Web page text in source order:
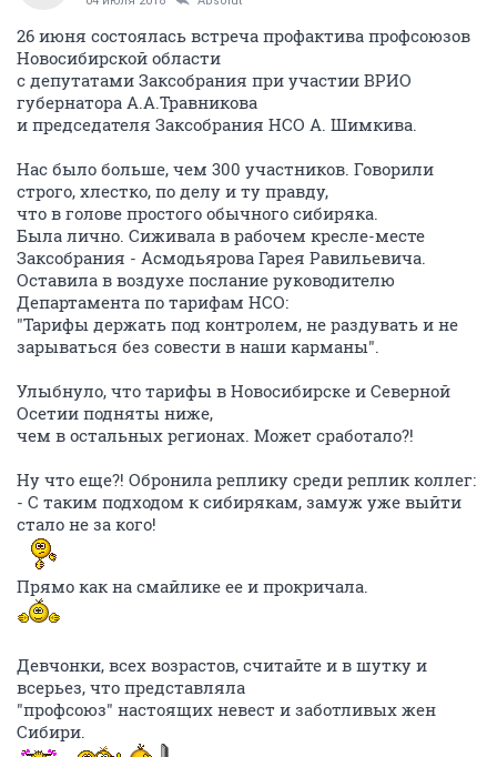
26 июня состоялась встреча профактива профсоюзов
Новосибирской области
с депутатами Заксобрания при участии ВРИО
губернатора А.А.Травникова
и председателя Заксобрания НСО А. Шимкива.
Нас было больше, чем 300 участников. Говорили
строго, хлестко, по делу и ту правду,
что в голове простого обычного сибиряка.
Была лично. Сиживала в рабочем кресле-месте
Заксобрания - Асмодьярова Гарея Равильевича.
Оставила в воздухе послание руководителю
Департамента по тарифам НСО:
"Тарифы держать под контролем, не раздувать и не
зарываться без совести в наши карманы".
Улыбнуло, что тарифы в Новосибирске и Северной
Осетии подняты ниже,
чем в остальных регионах. Может сработало?!
Ну что еще?! Обронила реплику среди реплик коллег:
- С таким подходом к сибирякам, замуж уже выйти
стало не за кого!
Прямо как на смайлике ее и прокричала.
Девчонки, всех возрастов, считайте и в шутку и
всерьез, что представляла
"профсоюз" настоящих невест и заботливых жен
Сибири.